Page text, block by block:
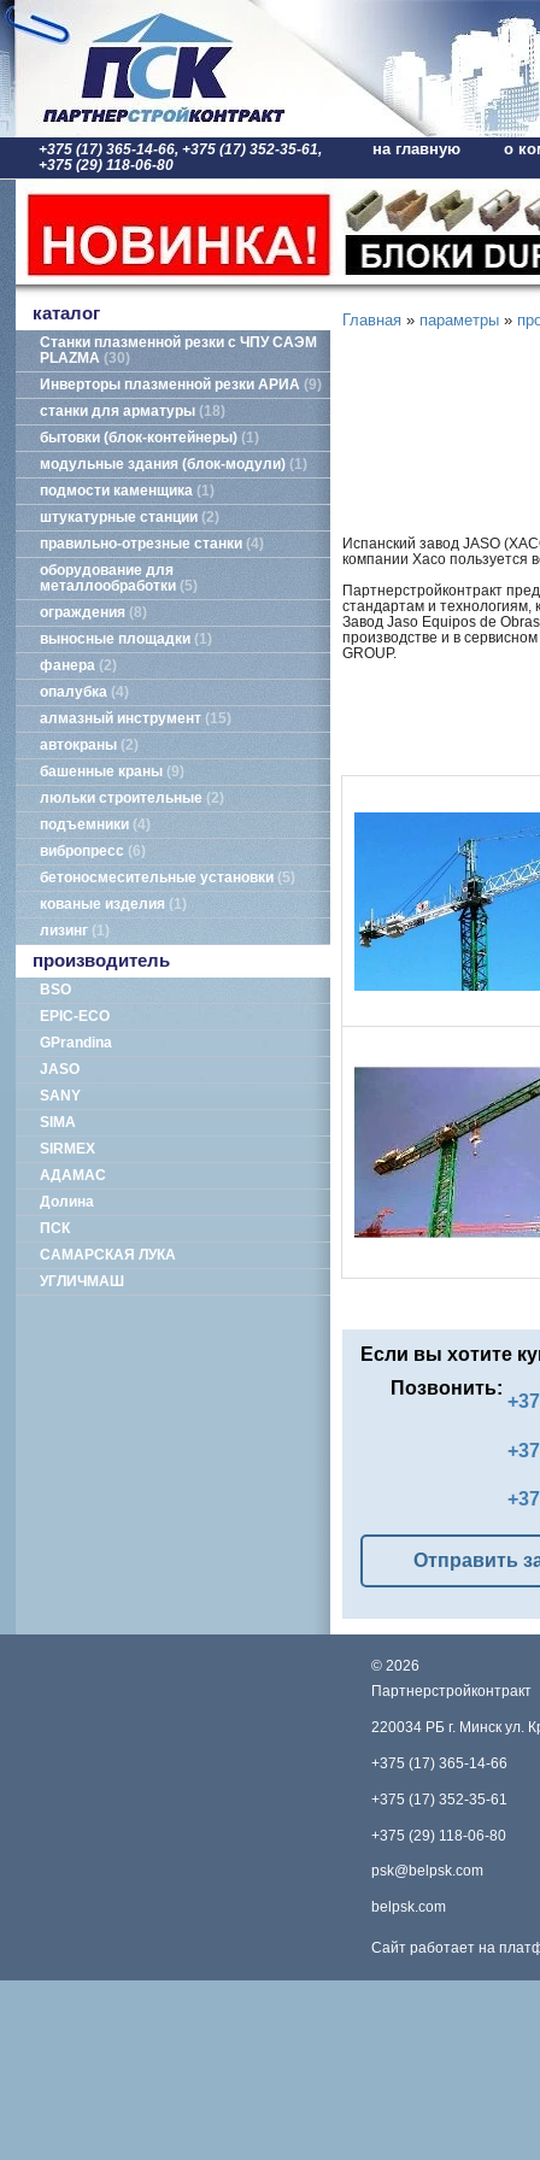
+375 (17) 365-14-66, +375 (17) 352-35-61,
+375 (29) 118-06-80
на главную о
каталог
Станки плазменной резки с ЧПУ САЭМ
PLAZMA 30
Инверторы плазменной резки АРИА 9
станки для арматуры 18
бытовки (блок-контейнеры) 1
модульные здания (блок-модули) 1
подмости каменщика 1
штукатурные станции 2
правильно-отрезные станки 4
оборудование для
металлообработки 5
ограждения 8
выносные площадки 1
фанера 2
опалубка 4
алмазный инструмент 15
автокраны 2
башенные краны 9
люльки строительные 2
подъемники 4
вибропресс 6
бетоносмесительные установки 5
кованые изделия
1
лизинг 1
производитель
BSO
EPIC-ECO
GPrandina
JASO
SANY
SIMA
SIRMEX
АДАМАС
Долина
ПСК
САМАРСКАЯ ЛУКА
УГЛИЧМАШ
Главная » параметры »
Испанский завод JASO
компании Хасо пользуется
Партнерстройконтракт
стандартам и
Завод Jaso Equipos de
производстве и в
GROUP.
Если вы хотите
Позвонить:
Отправить
© 2026
Партнерстройконтракт
220034 РБ г. Минск ул.
+375 (17) 365-14-66
+375 (17) 352-35-61
+375 (29) 118-06-80
psk@belpsk.com
belpsk.com
Сайт работает на